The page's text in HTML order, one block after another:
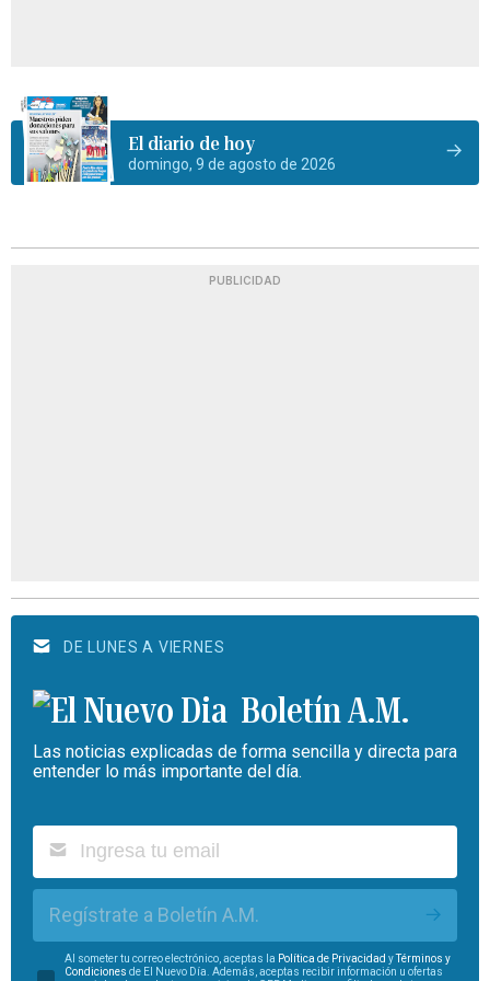
El diario de hoy
domingo, 9 de agosto de 2026
PUBLICIDAD
DE LUNES A VIERNES
Boletín A.M.
Las noticias explicadas de forma sencilla y directa para
entender lo más importante del día.
Regístrate a Boletín A.M.
Al someter tu correo electrónico, aceptas la Política de Privacidad yTérminos y
Condiciones de El Nuevo Día. Además, aceptas recibir información u ofertas